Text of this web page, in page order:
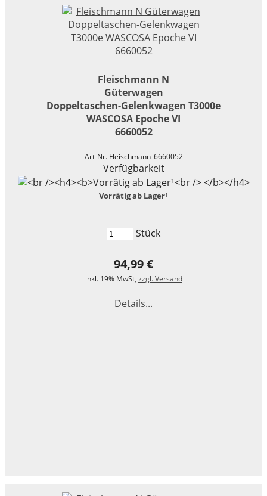
Fleischmann N
Güterwagen
Doppeltaschen-Gelenkwagen T3000e
WASCOSA Epoche VI
6660052
Art-Nr. Fleischmann_6660052
Verfügbarkeit
Vorrätig ab Lager¹
Stück
94,99 €
inkl. 19% MwSt, zzgl. Versand
Details...